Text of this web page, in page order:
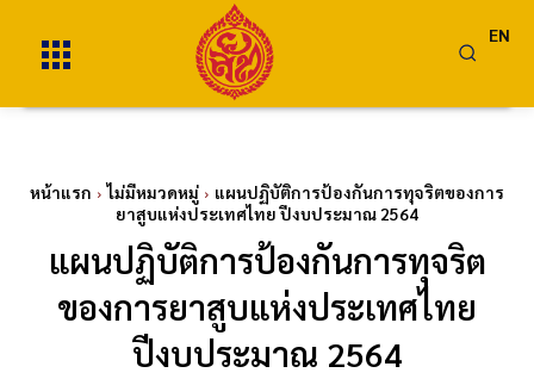
EN
หน้าแรก ไม่มีหมวดหมู่
แผนปฏิบัติการป้องกันการทุจริตของการ
ยาสูบแห่งประเทศไทย ปีงบประมาณ 2564
แผนปฏิบัติการป้องกันการทุจริต
ของการยาสูบแห่งประเทศไทย
ปีงบประมาณ 2564